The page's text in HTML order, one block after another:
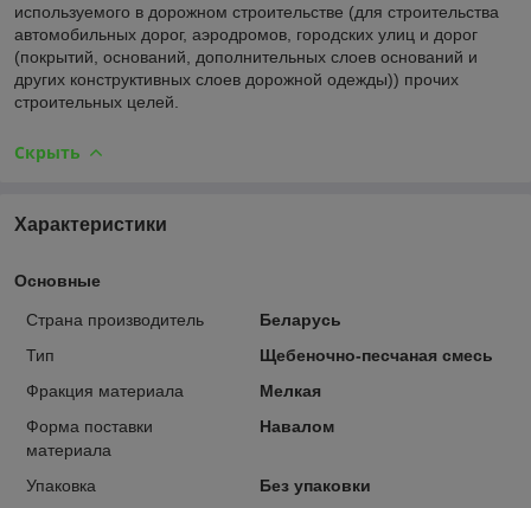
используемого в дорожном строительстве (для строительства
автомобильных дорог, аэродромов, городских улиц и дорог
(покрытий, оснований, дополнительных слоев оснований и
других конструктивных слоев дорожной одежды)) прочих
строительных целей.
Скрыть
Характеристики
Основные
Страна производитель
Беларусь
Тип
Щебеночно-песчаная смесь
Фракция материала
Мелкая
Форма поставки
материала
Навалом
Упаковка
Без упаковки